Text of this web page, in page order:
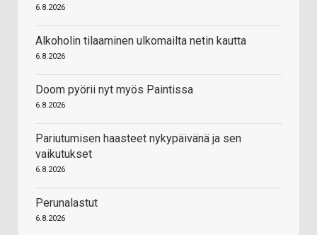
6.8.2026
Alkoholin tilaaminen ulkomailta netin kautta
6.8.2026
Doom pyörii nyt myös Paintissa
6.8.2026
Pariutumisen haasteet nykypäivänä ja sen
vaikutukset
6.8.2026
Perunalastut
6.8.2026